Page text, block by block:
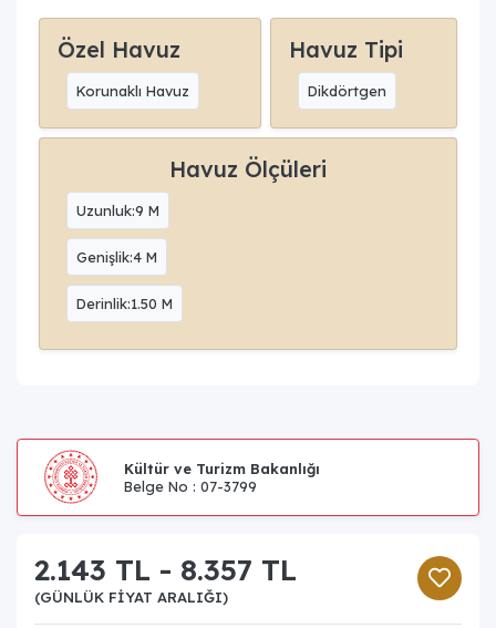
Özel Havuz
Korunaklı Havuz
Havuz Tipi
Dikdörtgen
Havuz Ölçüleri
Uzunluk:9 M
Genişlik:4 M
Derinlik:1.50 M
Kültür ve Turizm Bakanlığı
Belge No : 07-3799
2.143 TL - 8.357 TL
(GÜNLÜK FIYAT ARALIĞI)